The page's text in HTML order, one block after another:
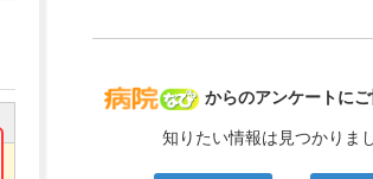
病院なび
からのアンケートにご
知りたい情報は見つかりま